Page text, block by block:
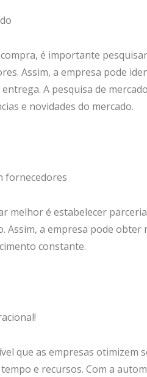
é importante
Assim, a empresa pode
A pesquisa de
e novidades do mercado.
fornecedores
melhor é estabelecer
Assim, a empresa pode
constante.
que as empresas
e recursos. Com a